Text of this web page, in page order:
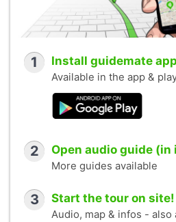
1 Install guidemate app
Available in the app &
2 Open audio guide
More guides available
3 Start the tour on site!
Audio, map & infos - also